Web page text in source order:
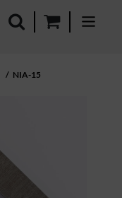
NIA-15